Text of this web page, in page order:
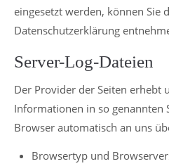
eingesetzt werden, können Sie
Datenschutzerklärung
Server-Log-Dateien
Der Provider der Seiten erhebt
Informationen in so genannten
Browser automatisch an uns
Browsertyp und